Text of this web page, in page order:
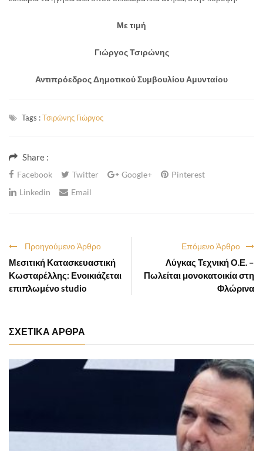
Με τιμή
Γιώργος Τσιρώνης
Αντιπρόεδρος Δημοτικού Συμβουλίου Αμυνταίου
Tags :Τσιρώνης Γιώργος
Share :
Facebook Twitter Google+
Pinterest
Linkedin
Email
Επόμενο Άρθρο
Λύγκας Τεχνική Ο.Ε. –
Πωλείται μονοκατοικία στη
Φλώρινα
Προηγούμενο Άρθρο
Μεσιτική Κατασκευαστική
Κωσταρέλλης: Ενοικιάζεται
επιπλωμένο studio
ΣΧΕΤΙΚΑ ΑΡΘΡΑ